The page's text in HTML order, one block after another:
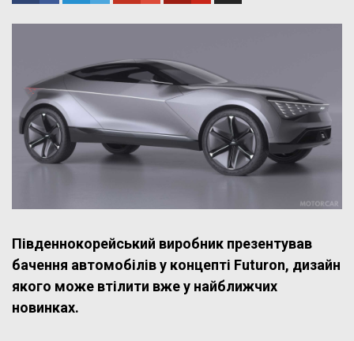
Південнокорейський виробник презентував
бачення автомобілів у концепті Futuron, дизайн
якого може втілити вже у найближчих
новинках.